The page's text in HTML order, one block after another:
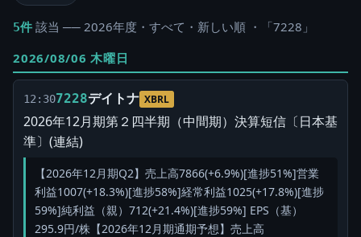
5件 該当 ── 2026年度・すべて・新しい順 ・「7228」
2026/08/06 木曜日
12:307228デイトナ XBRL
2026年12月期第２四半期（中間期）決算短信〔日本基
準〕(連結)
【2026年12月期Q2】売上高7866(+6.9%)[進捗51%]営業
利益1007(+18.3%)[進捗58%]経常利益1025(+17.8%)[進捗
59%]純利益（親）712(+21.4%)[進捗59%] EPS（基）
295.9円/株【2026年12月期通期予想】売上高